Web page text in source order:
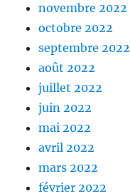
novembre 2022
octobre 2022
septembre 2022
août 2022
juillet 2022
juin 2022
mai 2022
avril 2022
mars 2022
février 2022